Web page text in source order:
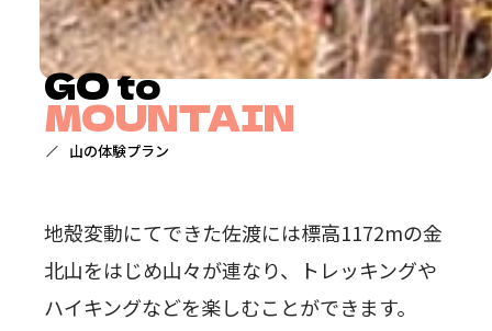
GO to
MOUNTAIN
山の体験プラン
地殻変動にてできた佐渡には標高1172mの金
北山をはじめ山々が連なり、トレッキングや
ハイキングなどを楽しむことができます。